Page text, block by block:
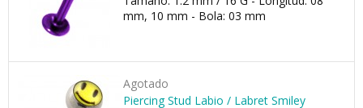
mm, 10 mm - Bola: 03 mm
Agotado
Piercing Stud Labio / Labret Smiley